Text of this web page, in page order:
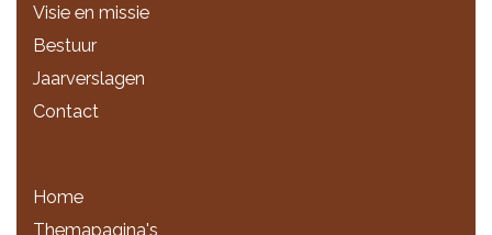
Visie en missie
Bestuur
Jaarverslagen
Contact
Home
Themapagina's